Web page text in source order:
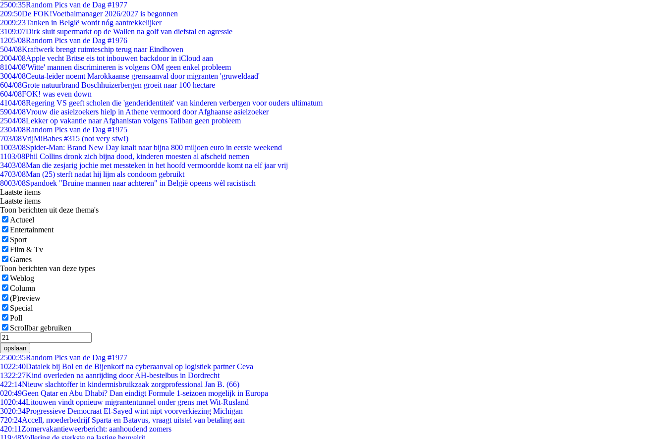
2500:35Random Pics van de Dag #1977
209:50De FOK!Voetbalmanager 2026/2027 is begonnen
2009:23Tanken in België wordt nóg aantrekkelijker
3109:07Dirk sluit supermarkt op de Wallen na golf van diefstal en agressie
1205/08Random Pics van de Dag #1976
504/08Kraftwerk brengt ruimteschip terug naar Eindhoven
2004/08Apple vecht Britse eis tot inbouwen backdoor in iCloud aan
8104/08'Witte' mannen discrimineren is volgens OM geen enkel probleem
3004/08Ceuta-leider noemt Marokkaanse grensaanval door migranten 'gruweldaad'
604/08Grote natuurbrand Boschhuizerbergen groeit naar 100 hectare
604/08FOK! was even down
4104/08Regering VS geeft scholen die 'genderidentiteit' van kinderen verbergen voor ouders ultimatum
5904/08Vrouw die asielzoekers hielp in Athene vermoord door Afghaanse asielzoeker
2504/08Lekker op vakantie naar Afghanistan volgens Taliban geen probleem
2304/08Random Pics van de Dag #1975
703/08VrijMiBabes #315 (not very sfw!)
1003/08Spider-Man: Brand New Day knalt naar bijna 800 miljoen euro in eerste weekend
1103/08Phil Collins dronk zich bijna dood, kinderen moesten al afscheid nemen
3403/08Man die zesjarig jochie met messteken in het hoofd vermoordde komt na elf jaar vrij
4703/08Man (25) sterft nadat hij lijm als condoom gebruikt
8003/08Spandoek "Bruine mannen naar achteren" in België opeens wèl racistisch
Laatste items
Laatste items
Toon berichten uit deze thema's
Actueel
Entertainment
Sport
Film & Tv
Games
Toon berichten van deze types
Weblog
Column
(P)review
Special
Poll
Scrollbar gebruiken
opslaan
2500:35Random Pics van de Dag #1977
1022:40Datalek bij Bol en de Bijenkorf na cyberaanval op logistiek partner Ceva
1322:27Kind overleden na aanrijding door AH-bestelbus in Dordrecht
422:14Nieuw slachtoffer in kindermisbruikzaak zorgprofessional Jan B. (66)
020:49Geen Qatar en Abu Dhabi? Dan eindigt Formule 1-seizoen mogelijk in Europa
1020:44Litouwen vindt opnieuw migrantentunnel onder grens met Wit-Rusland
3020:34Progressieve Democraat El-Sayed wint nipt voorverkiezing Michigan
720:24Accell, moederbedrijf Sparta en Batavus, vraagt uitstel van betaling aan
420:11 Zomervakantieweerbericht: aanhoudend zomers